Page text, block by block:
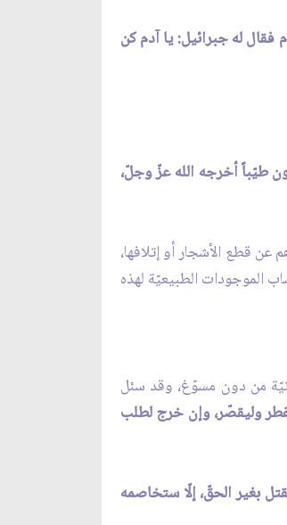
فقال له جبرائيل: يا آدم كن
طيّباً أخرجه الله عزّ وجلّ،
قطع الأشجار أو إتلافها،
الموجودات الطبيعيّة لهذه
من دون مسوّغ، وقد سئل
وليقصّر، وإن خرج لطلب
بغير الحقّ، إلّا ستخاصمه